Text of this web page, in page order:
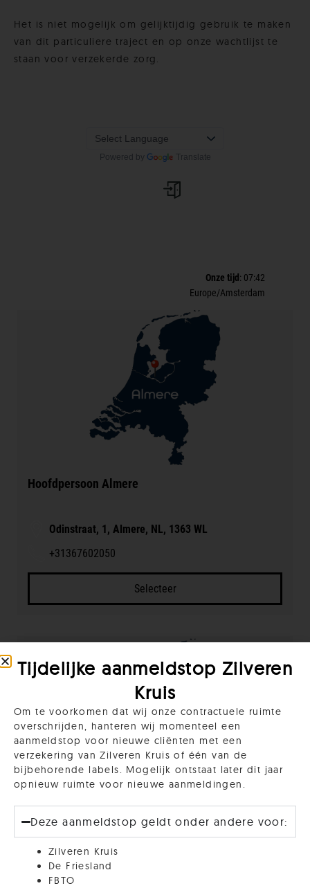
Het is niet mogelijk om gelijktijdig gebruik te maken
van dit particuliere traject en op onze wachtlijst te
staan voor verzekerde zorg.
Tijdelijke aanmeldstop Zilveren
Kruis
Om te voorkomen dat wij onze contractuele ruimte
overschrijden, hanteren wij momenteel een
aanmeldstop voor nieuwe cliënten met een
verzekering van Zilveren Kruis of één van de
bijbehorende labels. Mogelijk ontstaat later dit jaar
opnieuw ruimte voor nieuwe aanmeldingen.
Deze aanmeldstop geldt onder andere voor:
Zilveren Kruis
De Friesland
FBTO